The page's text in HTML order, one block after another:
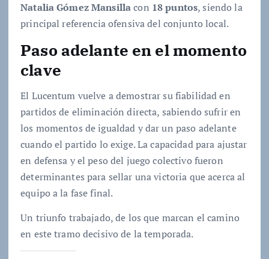
Natalia Gómez Mansillacon 18 puntos, siendo la
principal referencia ofensiva del conjunto local.
Paso adelante en el momento
clave
El Lucentum vuelve a demostrar su fiabilidad en
partidos de eliminación directa, sabiendo sufrir en
los momentos de igualdad y dar un paso adelante
cuando el partido lo exige. La capacidad para ajustar
en defensa y el peso del juego colectivo fueron
determinantes para sellar una victoria que acerca al
equipo a la fase final.
Un triunfo trabajado, de los que marcan el camino
en este tramo decisivo de la temporada.